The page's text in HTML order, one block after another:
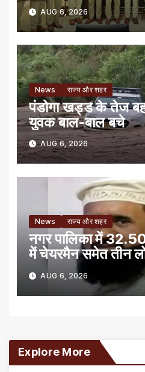
AUG 6, 2026
News राज्य और शहर
पंडोगा खड्ड के तेज
युवक बाल-बाल बचे
AUG 6, 2026
News राज्य और शहर
नगर पालिका में
में चेयरमैन समेत तीन
AUG 6, 2026
Explore More